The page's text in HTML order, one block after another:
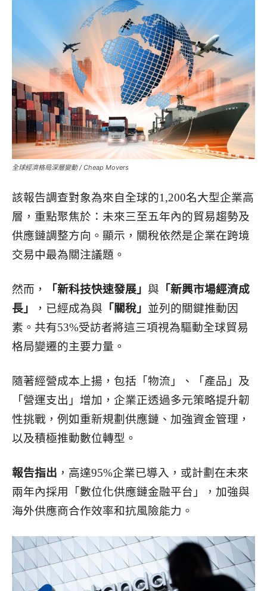
全球經濟格局深層變動 / Cheap Movers
該報告調查對象為來自全球的1,200名大型企業高
層，重點聚焦於：未來三至五年內的貿易趨勢及
供應鏈調整方向。顯示，關稅依然是企業在跨境
交易中最為關注議題。
然而， 「新科技快速發展」 與 「新興市場經濟成
長」
，已經成為與 「關稅」 並列的關鍵推動因
素。共有53%受訪者將這三項視為驅動全球貿易
格局變遷的主要力量。
隨著經營成本上揚，包括「物流」、「產品」及
「營運支出」增加，企業正透過多元策略提升韌
性挑戰，例如重新規劃供應鏈、加強資金管理，
以及積極推動數位轉型。
報告指出 ，高達95%企業已導入，或計劃在未來
兩年內採用「數位化供應鏈金融平台」，加強與
海外供應商合作效率和抗風險能力。